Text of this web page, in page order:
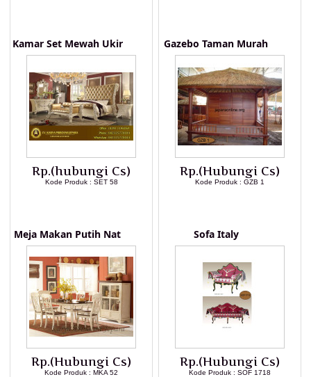
Kamar Set Mewah Ukir
Rp.(hubungi Cs)
Kode Produk : SET 58
Gazebo Taman Murah
Rp.(Hubungi Cs)
Kode Produk : GZB 1
Meja Makan Putih Nat
Rp.(Hubungi Cs)
Kode Produk : MKA 52
Sofa Italy
Rp.(Hubungi Cs)
Kode Produk : SOF 1718